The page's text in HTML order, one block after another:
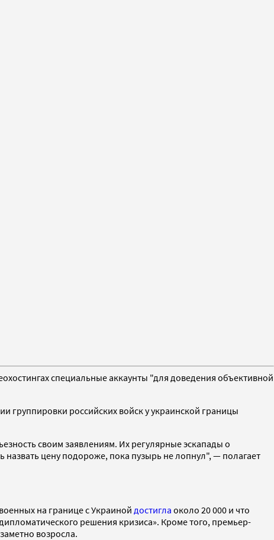
специальные аккаунты "для доведения объективной
российских войск у украинской границы
своим заявлениям. Их регулярные эскапады о
цену подороже, пока пузырь не лопнул", — полагает
на границе с Украиной достигла около 20 000 и что
решения кризиса». Кроме того, премьер-
возросла.